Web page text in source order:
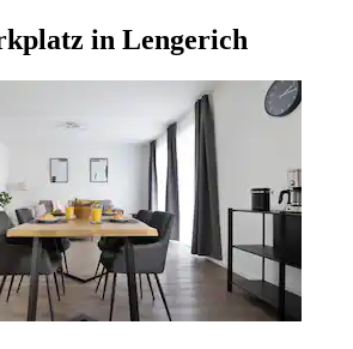
in Lengerich